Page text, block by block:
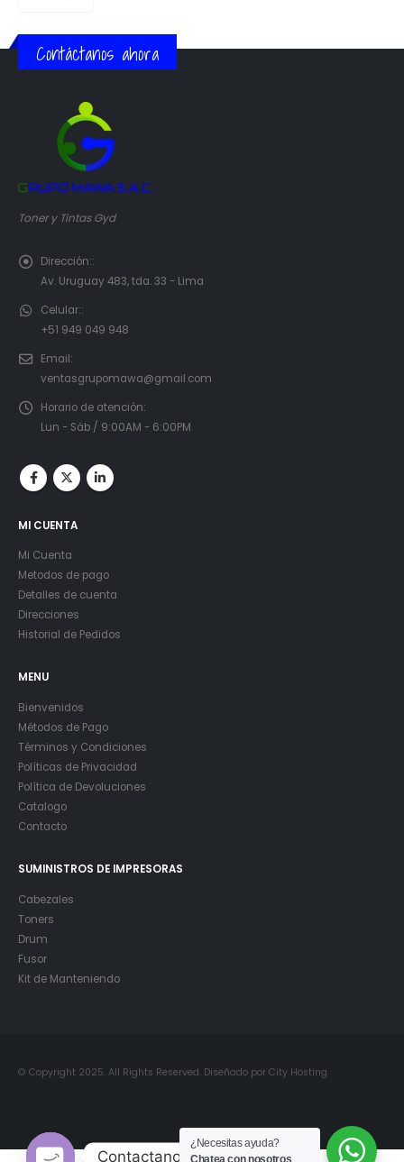
Contáctanos ahora
Toner y Tintas Gyd
Dirección::
Av. Uruguay 483, tda. 33 - Lima
Celular::
+51 949 049 948
Email:
ventasgrupomawa@gmail.com
Horario de atención:
Lun - Sáb / 9:00AM - 6:00PM
MI CUENTA
Mi Cuenta
Metodos de pago
Detalles de cuenta
Direcciones
Historial de Pedidos
MENU
Bienvenidos
Métodos de Pago
Términos y Condiciones
Políticas de Privacidad
Política de Devoluciones
Catalogo
Contacto
SUMINISTROS DE IMPRESORAS
Cabezales
Toners
Drum
Fusor
Kit de Manteniendo
© Copyright 2025. All Rights Reserved. Diseñado por City Hosting
¿Necesitas ayuda?
Chatea con nosotros
Contactanos